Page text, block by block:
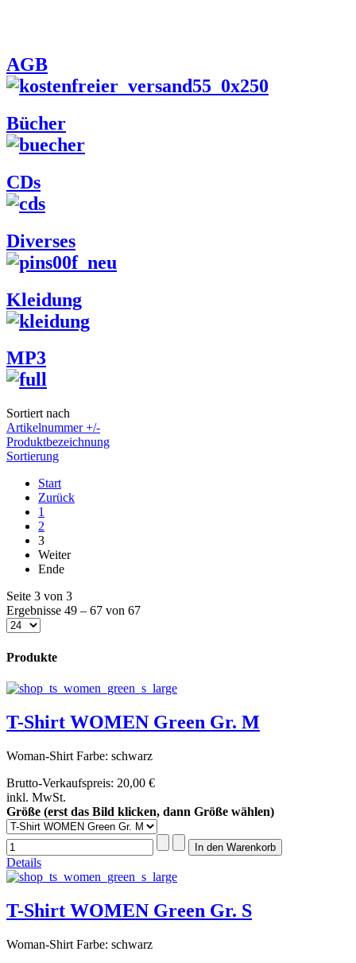
AGB
Bücher
CDs
Diverses
Kleidung
MP3
Sortiert nach
Artikelnummer +/-
Produktbezeichnung
Sortierung
Start
Zurück
1
2
3
Weiter
Ende
Seite 3 von 3
Ergebnisse 49 – 67 von 67
Produkte
T-Shirt WOMEN Green Gr. M
Woman-Shirt Farbe: schwarz
Brutto-Verkaufspreis: 20,00 €
inkl. MwSt.
Größe (erst das Bild klicken, dann Größe wählen)
Details
T-Shirt WOMEN Green Gr. S
Woman-Shirt Farbe: schwarz